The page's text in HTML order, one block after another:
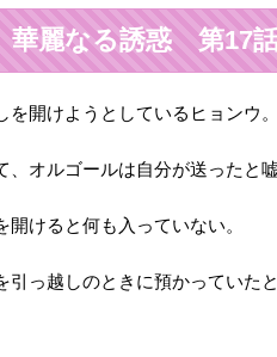
華麗なる誘惑 第17
開けようとしているヒョンウ。
オルゴールは自分が送ったと嘘
開けると何も入っていない。
引っ越しのときに預かっていた